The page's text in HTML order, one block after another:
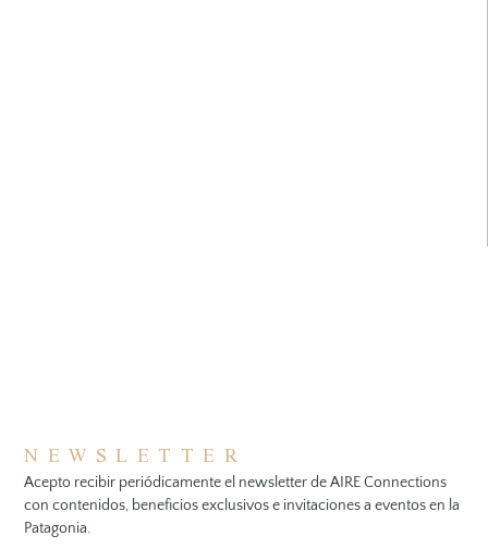
NEWSLETTER
Acepto recibir periódicamente el newsletter de AIRE Connections
con contenidos, beneficios exclusivos e invitaciones a eventos en la
Patagonia.